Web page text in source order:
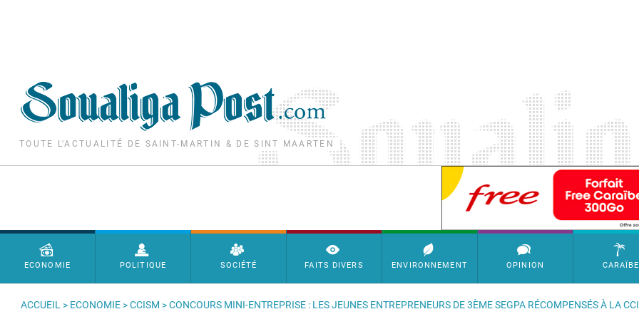
TOUTE L'ACTUALITÉ DE SAINT-MARTIN & DE SINT MAARTEN
SimpleAds Block Bannière
Menu principal
ECONOMIE POLITIQUE SOCIÉTÉ FAITS DIVERS ENVIRONNEMENT OPINION CARAÏBE
ACCUEIL > ECONOMIE >CCISM > CONCOURS MINI-ENTREPRISE : LES JEUNES ENTREPRENEURS DE 3ÈME SEGPA RÉCOMPENSÉS À LA